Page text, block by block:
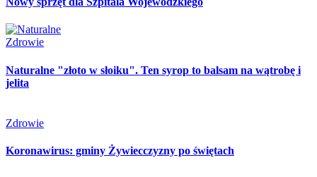
Zdrowie
Naturalne "złoto w słoiku". Ten syrop to balsam na wątrobę i
jelita
Zdrowie
Koronawirus: gminy Żywiecczyzny po świętach